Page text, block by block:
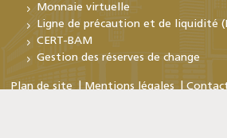
Monnaie virtuelle
Ligne de précaution et de liquidité
CERT-BAM
Gestion des réserves de change
Plan de site Mentions légales